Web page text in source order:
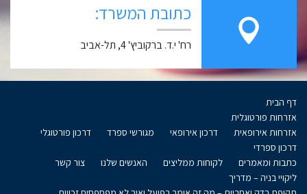
כתובת המשרד:
רח' י.ד. ברקוביץ' 4, תל-אביב
דף הבית
אזרחות פורטוגלית
אזרחות אירופאית
דרכון אירופאי מגורשי ספרד
דרכון פורטוגלי
דרכון ספרדי
כתבות ומאמרים
לקוחות ממליצים האנשים שלנו
צור קשר
ליקויי בניה – מדריך